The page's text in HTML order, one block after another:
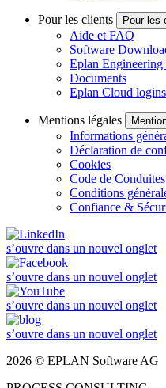
Pour les clients Pour les
Aide et FAQ
Software
Eplan Engineering
Documents
Eplan Cloud login
Mentions légales
Informations
Déclaration de
Cookies
Code de Conduite
Conditions
Confiance &
s’ouvre dans un nouvel onglet
s’ouvre dans un nouvel onglet
s’ouvre dans un nouvel onglet
s’ouvre dans un nouvel onglet
2026 © EPLAN Software AG